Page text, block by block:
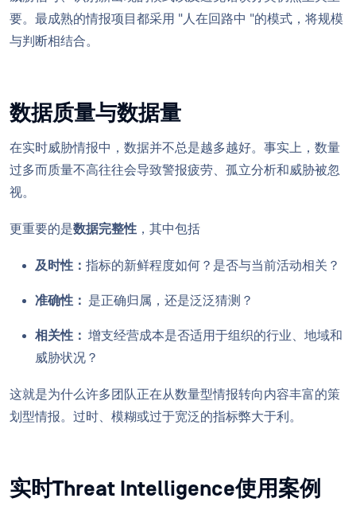
要。最成熟的情报项目都采用 "人在回路中 "的模式，将规模
与判断相结合。
数据质量与数据量
在实时威胁情报中，数据并不总是越多越好。事实上，数量
过多而质量不高往往会导致警报疲劳、孤立分析和威胁被忽
视。
更重要的是数据完整性 ，其中包括
及时性： 指标的新鲜程度如何？是否与当前活动相关？
准确性： 是正确归属，还是泛泛猜测？
相关性： 增支经营成本是否适用于组织的行业、地域和
威胁状况？
这就是为什么许多团队正在从数量型情报转向内容丰富的策
划型情报。过时、模糊或过于宽泛的指标弊大于利。
实时Threat Intelligence使用案例